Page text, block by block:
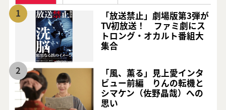
1
「放送禁止」劇場版第3弾が
TV初放送！ ファミ劇にス
トロング・オカルト番組大
集合
2
「風、薫る」見上愛インタ
ビュー前編 りんの転機と
シマケン（佐野晶哉）への
思い